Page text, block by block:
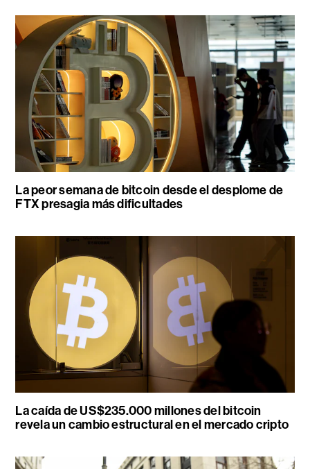
La peor semana de bitcoin desde el desplome de
FTX presagia más dificultades
La caída de US$235.000 millones del bitcoin
revela un cambio estructural en el mercado cripto